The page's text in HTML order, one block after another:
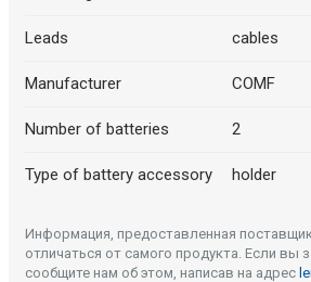
Leads cables
Manufacturer COMF
Number of batteries 2
Type of battery accessory holder
Информация, предоставленная
отличаться от самого продукта. Если вы
сообщите нам об этом, написав на адрес